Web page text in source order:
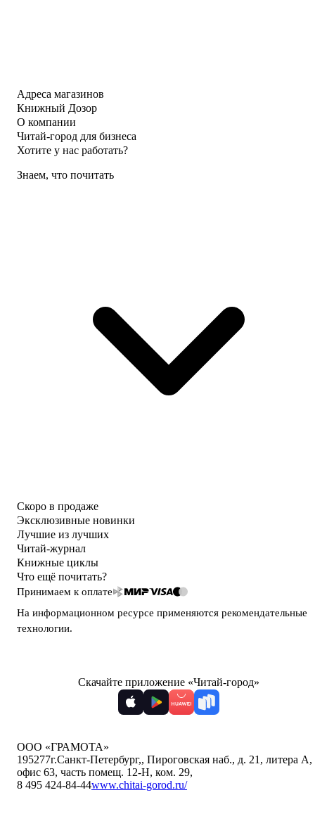
Адреса магазинов
Книжный Дозор
О компании
Читай-город для бизнеса
Хотите у нас работать?
Знаем, что почитать
Скоро в продаже
Эксклюзивные новинки
Лучшие из лучших
Читай-журнал
Книжные циклы
Что ещё почитать?
Принимаем к оплате
На информационном ресурсе применяются рекомендательные
технологии.
Скачайте приложение «Читай-город»
ООО «ГРАМОТА»
195277г.Санкт-Петербург,, Пироговская наб., д. 21, литера А,
офис 63, часть помещ. 12-Н, ком. 29,
8 495 424-84-44www.chitai-gorod.ru/